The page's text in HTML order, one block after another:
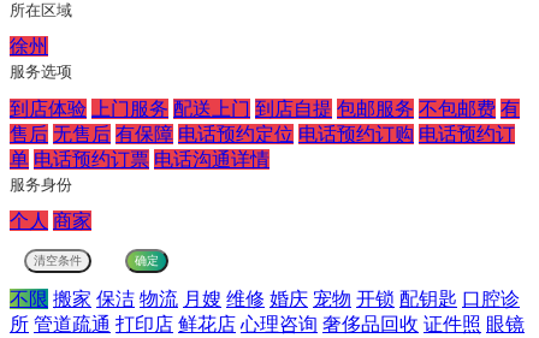
所在区域
徐州
服务选项
到店体验 上门服务 配送上门 到店自提 包邮服务 不包邮费 有
售后 无售后 有保障 电话预约定位 电话预约订购 电话预约订
单 电话预约订票 电话沟通详情
服务身份
个人 商家
不限 搬家 保洁 物流 月嫂 维修 婚庆 宠物 开锁 配钥匙 口腔诊
所 管道疏通 打印店 鲜花店 心理咨询 奢侈品回收 证件照 眼镜